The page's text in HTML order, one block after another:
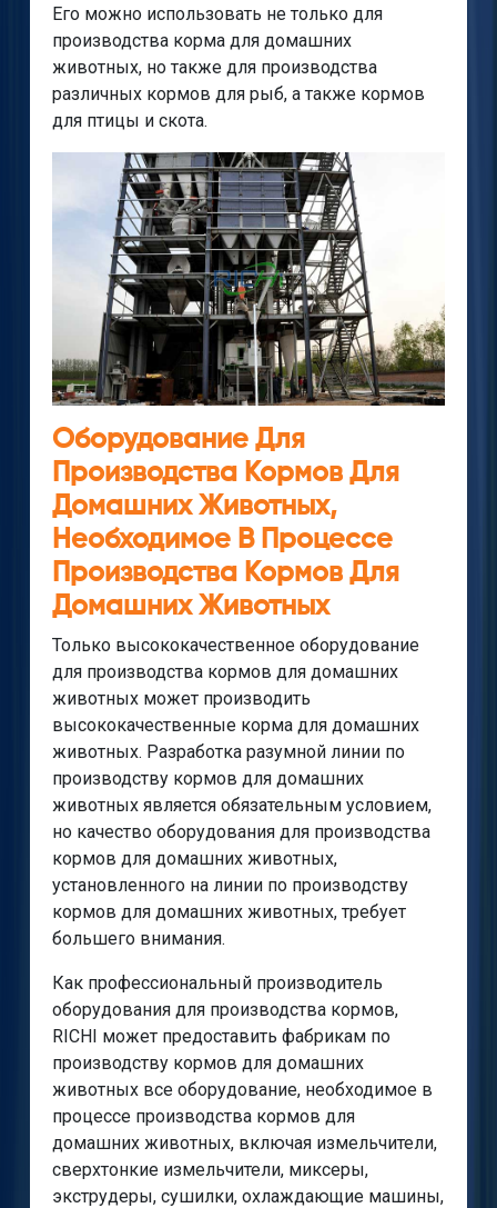
Его можно использовать не только для
производства корма для домашних
животных, но также для производства
различных кормов для рыб, а также кормов
для птицы и скота.
Оборудование Для
Производства Кормов Для
Домашних Животных,
Необходимое В Процессе
Производства Кормов Для
Домашних Животных
Только высококачественное оборудование
для производства кормов для домашних
животных может производить
высококачественные корма для домашних
животных. Разработка разумной линии по
производству кормов для домашних
животных является обязательным условием,
но качество оборудования для производства
кормов для домашних животных,
установленного на линии по производству
кормов для домашних животных, требует
большего внимания.
Как профессиональный производитель
оборудования для производства кормов,
RICHI может предоставить фабрикам по
производству кормов для домашних
животных все оборудование, необходимое в
процессе производства кормов для
домашних животных, включая измельчители,
сверхтонкие измельчители, миксеры,
экструдеры, сушилки, охлаждающие машины,